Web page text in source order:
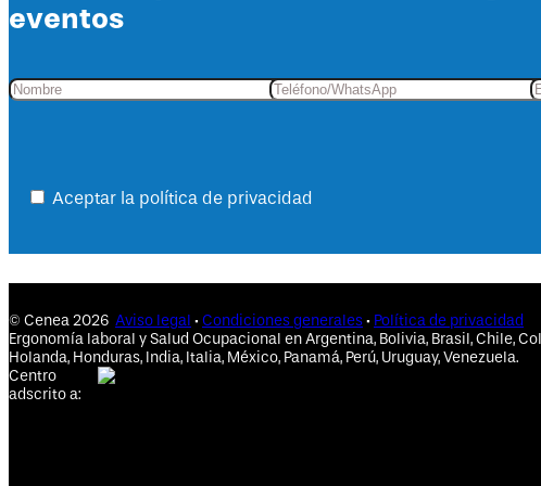
eventos
Aceptar la política de privacidad
© Cenea 2026 Aviso legal · Condiciones generales· Política de privacidad
Ergonomía laboral y Salud Ocupacional en Argentina, Bolivia, Brasil, Chile,
Holanda, Honduras, India, Italia, México, Panamá, Perú, Uruguay, Venezuela.
Centro
adscrito a: